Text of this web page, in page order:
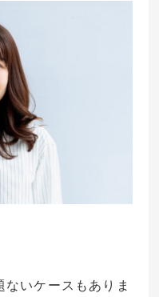
いケースもありま